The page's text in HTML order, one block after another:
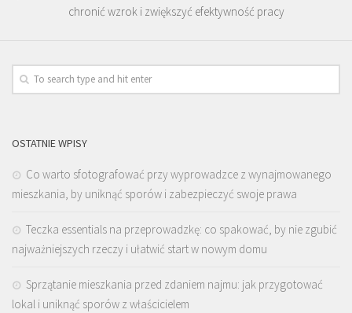
chronić wzrok i zwiększyć efektywność pracy
OSTATNIE WPISY
Co warto sfotografować przy wyprowadzce z wynajmowanego
mieszkania, by uniknąć sporów i zabezpieczyć swoje prawa
Teczka essentials na przeprowadzkę: co spakować, by nie zgubić
najważniejszych rzeczy i ułatwić start w nowym domu
Sprzątanie mieszkania przed zdaniem najmu: jak przygotować
lokal i uniknąć sporów z właścicielem